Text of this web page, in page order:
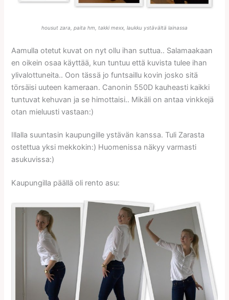
housut zara, paita hm, takki mexx, laukku ystävältä lainassa
Aamulla otetut kuvat on nyt ollu ihan suttua.. Salamaakaan
en oikein osaa käyttää, kun tuntuu että kuvista tulee ihan
ylivalottuneita.. Oon tässä jo funtsaillu kovin josko sitä
törsäisi uuteen kameraan. Canonin 550D kauheasti kaikki
tuntuvat kehuvan ja se himottaisi.. Mikäli on antaa vinkkejä
otan mieluusti vastaan:)
Illalla suuntasin kaupungille ystävän kanssa. Tuli Zarasta
ostettua yksi mekkokin:) Huomenissa näkyy varmasti
asukuvissa:)
Kaupungilla päällä oli rento asu: